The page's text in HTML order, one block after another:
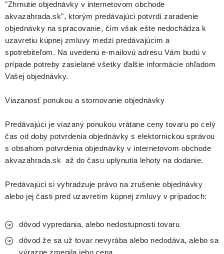
"Zhrnutie objednávky v internetovom obchode
akvazahrada.sk", ktorým predávajúci potvrdí zaradenie
objednávky na spracovanie, čím však ešte nedochádza k
uzavretiu kúpnej zmluvy medzi predávajúcim a
spotrebiteľom. Na uvedenú e-mailovú adresu Vám budú v
prípade potreby zasielané všetky ďalšie informácie ohľadom
Vašej objednávky.
Viazanosť ponukou a stornovanie objednávky
Predávajúci je viazaný ponukou vrátane ceny tovaru po celý
čas od doby potvrdenia objednávky s elektornickou správou
s obsahom potvrdenia objednávky v internetovom obchode
akvazahrada.sk až do času uplynutia lehoty na dodanie.
Predávajúci si vyhradzuje právo na zrušenie objednávky
alebo jej časti pred uzavretím kúpnej zmluvy v prípadoch:
dôvod vypredania, alebo nedostupnosti tovaru
dôvod že sa už tovar nevyrába alebo nedodáva, alebo sa